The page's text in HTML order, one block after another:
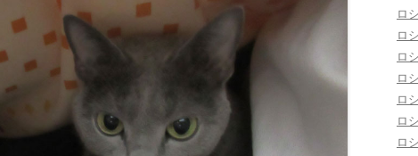
ロ
ロ
ロ
ロ
ロ
ロ
ロ